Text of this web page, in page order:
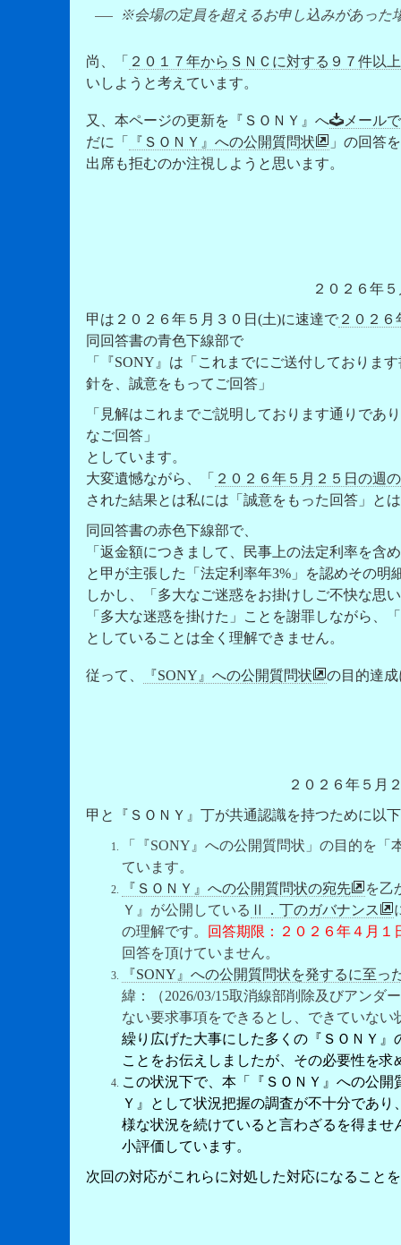
※会場の定員を超えるお申し込みがあった
尚、「 ２０１７年からＳＮＣに対する９７件以
いしようと考えています。
又、本ページの更新を『ＳＯＮＹ』へ
メール
だに「
『ＳＯＮＹ』への公開質問状
」の回答
出席も拒むのか注視しようと思います。
２０２６年
甲は２０２６年５月３０日(土)に速達で２０２６
同回答書の青色下線部で
「『SONY』は「これまでにご送付しておりま
針を、誠意をもってご回答」
「見解はこれまでご説明しております通りであ
なご回答」
としています。
大変遺憾ながら、「 ２０２６年５月２５日の週
された結果とは私には「誠意をもった回答」と
同回答書の赤色下線部で、
「返金額につきまして、民事上の法定利率を含
と甲が主張した「法定利率年3%」を認めその明
しかし、「多大なご迷惑をお掛けしご不快な思
「多大な迷惑を掛けた」ことを謝罪しながら、
としていることは全く理解できません。
従って、 『SONY』への公開質問状 の目的達
２０２６年５月
甲と『ＳＯＮＹ』丁が共通認識を持つために以
「『SONY』への公開質問状」の目的を
ています。
『ＳＯＮＹ』への公開質問状の宛先
を乙
Ｙ』が公開している Ⅱ．丁のガバナンス
の理解です。
回答期限：２０２６年４月１
回答を頂けていません。
『SONY』への公開質問状を発するに至っ
緯：（2026/03/15取消線部削除及びアンダ
ない要求事項をできるとし、できていな
繰り広げた大事にした多くの『ＳＯＮＹ
ことをお伝えしましたが、その必要性を求
この状況下で、本「『ＳＯＮＹ』への公開
Ｙ』として状況把握の調査が不十分であ
様な状況を続けていると言わざるを得ま
小評価しています。
次回の対応がこれらに対処した対応になること